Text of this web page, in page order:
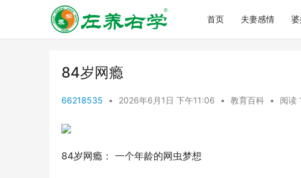
首页 夫妻感情
84岁网瘾
66218535 • 2026年6月1日 下午11:06 • 教育百科 • 阅读
84岁网瘾： 一个年龄的网虫梦想